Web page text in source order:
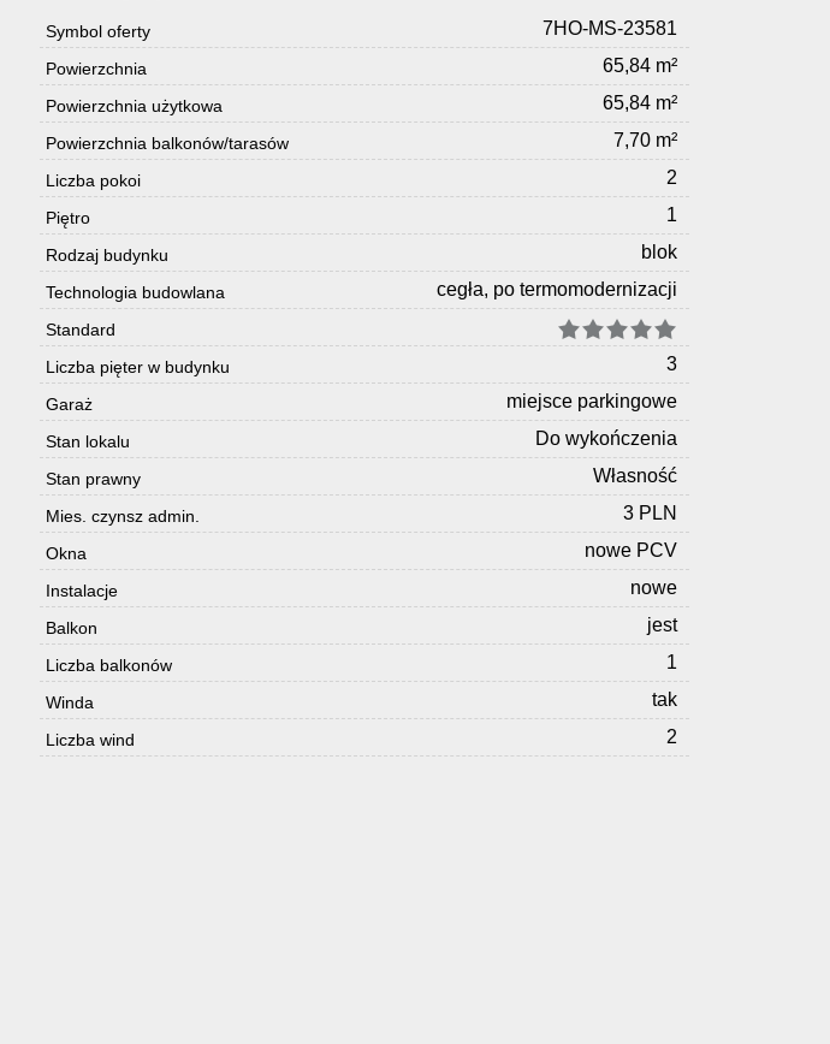
Symbol oferty 7HO-MS-23581
Powierzchnia 65,84 m²
Powierzchnia użytkowa 65,84 m²
Powierzchnia balkonów/tarasów 7,70 m²
Liczba pokoi 2
Piętro 1
Rodzaj budynku blok
Technologia budowlana cegła, po termomodernizacji
Standard
Liczba pięter w budynku
3
Garaż miejsce parkingowe
Stan lokalu Do wykończenia
Stan prawny Własność
Mies. czynsz admin. 3 PLN
Okna nowe PCV
Instalacje nowe
Balkon jest
Liczba balkonów 1
Winda tak
Liczba wind 2